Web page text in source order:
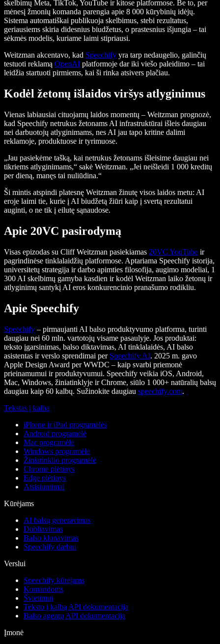
skelbimų Meta, TikTok, YouTube ir kitose platformose. Be to, per
mėnesį žmonių komanda parengia apie 8 000 kūrybinių idėjų.
Sistema automatiškai publikuoja skelbimus, stebi rezultatus,
geriausiems skiria didesnius biudžetus, o prastesnius išjungia – tai
sėkmės modelis, kuriame laimi stipriausi.
Weitzman akcentavo, kad Speechify yra tarp nedaugelio, galinčių
testuoti reklamą OpenAI platformoje dar iki viešo paleidimo – tai
leidžia startuoti pirmiems, kai ši rinka atsivers plačiau.
Kodėl žetonų išlaidos viršys atlyginimus
Vienas labiausiai cituojamų laidos momentų – Weitzman prognozė,
kad Speechify netrukus žetonams AI infrastruktūrai išleis daugiau
nei darbuotojų atlyginimams, nes AI jau tapo kritine dalimi
reklamoje, produktuose ir tyrimuose.
„Jau pasiekėme tašką, kai netrukus žetonams išleisime daugiau nei
tikriems atlyginimams,“ sakė Weitzman. „Jei neišleidi 1 000 kreditų
per dieną, manęs tai nuliūdina.“
Ši mintis atspindi platesnę Weitzman žinutę visos laidos metu: AI
eroje laimi tie, kurie į AI biudžetą žiūri kaip į svertą rezultatui
auginti, o ne tik į eilutę sąnaudose.
Apie 20VC pasirodymą
Visas epizodas su Cliff Weitzman pasiekiamas 20VC YouTube ir
pagrindinėse tinklalaidžių platformose. Aptariama Speechify istorija,
universitetų strategija ir darbo apimties filosofija, augimo modeliai, 1
300 AI skelbimų gamyba kasdien ir kodėl Weitzman laiko žetonų ir
atlyginimų santykį AI eros konkurencinio pranašumo rodikliu.
Apie Speechify
Speechify – pirmaujanti AI balso produktyvumo platforma, turinti
daugiau nei 60 mln. vartotojų visame pasaulyje. Jos produktai:
teksto įgarsinimas, balso diktavimas, AI tinklalaidės, AI balso
asistentas ir verslo sprendimai per Speechify AI. 2025 m. gavo
Apple Design Award per WWDC – kaip svarbi priemonė
prieinamumui ir produktyvumui. Speechify veikia iOS, Android,
Mac, Windows, žiniatinklyje ir Chrome, siūlo 1 000+ natūralių balsų
daugiau kaip 60 kalbų. Sužinokite daugiau speechify.com.
Tekstas į kalbą
iPhone ir iPad programėlės
Android programėlė
Mac programėlė
Windows programėlė
Žiniatinklio programėlė
Chrome plėtinys
Edge plėtinys
Atsisiuntimai
Kūrėjams
AI balsų generavimas
Dubliavimas
Balso klonavimas
Speechify darbui
Verslui
Speechify kūrėjams
Komandoms
Švietimui
Teksto į kalbą API dokumentacija
Balso agentų API dokumentacija
Įmonė